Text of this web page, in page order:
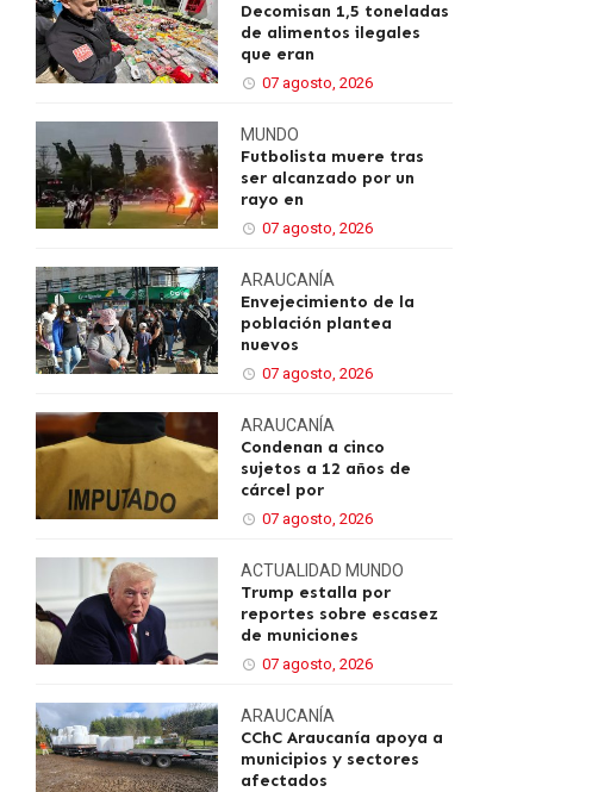
Decomisan 1,5 toneladas
de alimentos ilegales
que eran
07 agosto, 2026
MUNDO
Futbolista muere tras
ser alcanzado por un
rayo en
07 agosto, 2026
ARAUCANÍA
Envejecimiento de la
población plantea
nuevos
07 agosto, 2026
ARAUCANÍA
Condenan a cinco
sujetos a 12 años de
cárcel por
07 agosto, 2026
ACTUALIDAD MUNDO
Trump estalla por
reportes sobre escasez
de municiones
07 agosto, 2026
ARAUCANÍA
CChC Araucanía apoya a
municipios y sectores
afectados